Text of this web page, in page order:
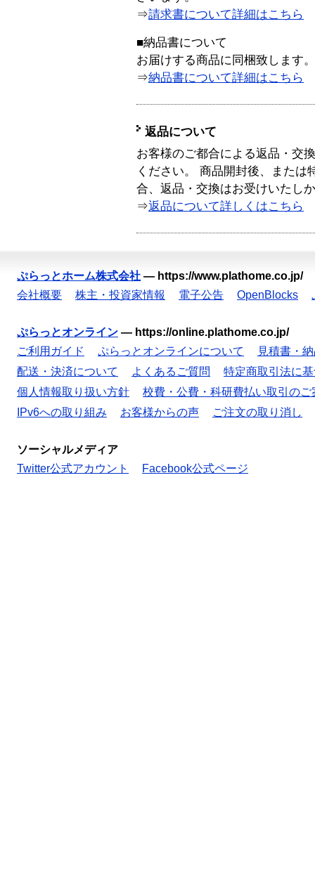
⇒請求書について詳細はこちら
■納品書について
お届けする商品に同梱致します。
⇒納品書について詳細はこちら
返品について
お客様のご都合による返品・交
ください。 商品開封後、または
合、返品・交換はお受けいたし
⇒返品について詳しくはこちら
ぷらっとホーム株式会社 — https://www.plathome.co.jp/
会社概要
株主・投資家情報 電子公告 OpenBlocks
ぷらっとオンライン — https://online.plathome.co.jp/
ご利用ガイド
ぷらっとオンラインについて
見積書・
配送・決済について
よくあるご質問
特定商取引法に
個人情報取り扱い方針
校費・公費・科研費払い取引のご
IPv6への取り組み
お客様からの声 ご注文の取り消し
ソーシャルメディア
Twitter公式アカウント
Facebook公式ページ